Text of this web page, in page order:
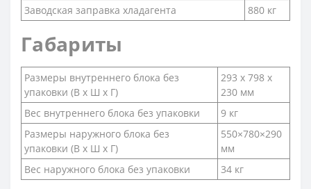
Заводская заправка хладагента 880 кг
Габариты
Размеры внутреннего блока без
упаковки (В х Ш х Г)
293 x 798 x
230 мм
Вес внутреннего блока без упаковки
9 кг
Размеры наружного блока без
упаковки (В х Ш х Г)
550×780×290
мм
Вес наружного блока без упаковки
34 кг